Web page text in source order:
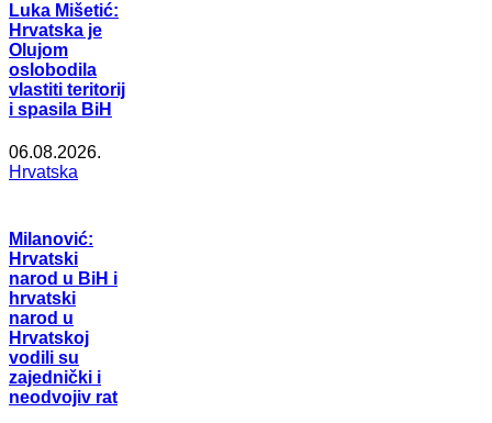
Luka Mišetić:
Hrvatska je
Olujom
oslobodila
vlastiti teritorij
i spasila BiH
06.08.2026.
Hrvatska
Milanović:
Hrvatski
narod u BiH i
hrvatski
narod u
Hrvatskoj
vodili su
zajednički i
neodvojiv rat